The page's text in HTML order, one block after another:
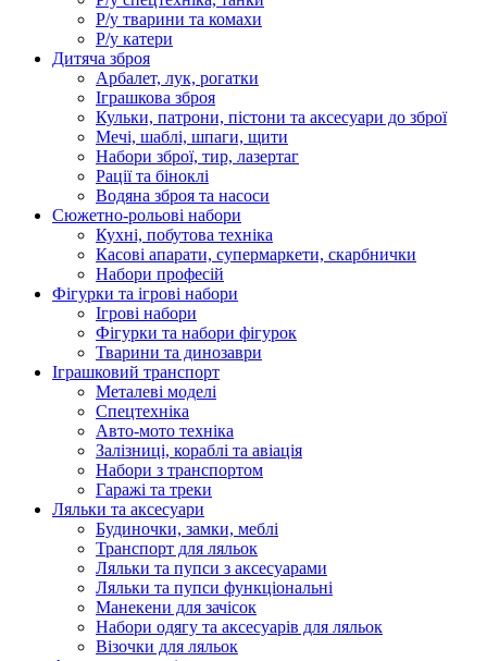
Р/у тварини та комахи
Р/у катери
Дитяча зброя
Арбалет, лук, рогатки
Іграшкова зброя
Кульки, патрони, пістони та аксесуари до зброї
Мечі, шаблі, шпаги, щити
Набори зброї, тир, лазертаг
Рації та біноклі
Водяна зброя та насоси
Сюжетно-рольові набори
Кухні, побутова техніка
Касові апарати, супермаркети, скарбнички
Набори професій
Фігурки та ігрові набори
Ігрові набори
Фігурки та набори фігурок
Тварини та динозаври
Іграшковий транспорт
Металеві моделі
Спецтехніка
Авто-мото техніка
Залізниці, кораблі та авіація
Набори з транспортом
Гаражі та треки
Ляльки та аксесуари
Будиночки, замки, меблі
Транспорт для ляльок
Ляльки та пупси з аксесуарами
Ляльки та пупси функціональні
Манекени для зачісок
Набори одягу та аксесуарів для ляльок
Візочки для ляльок